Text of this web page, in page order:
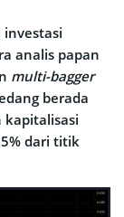
investasi
analis papan
multi-bagger
berada
kapitalisasi
dari titik